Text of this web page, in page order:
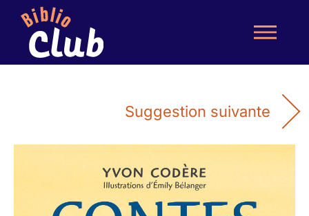
Suggestion suivante